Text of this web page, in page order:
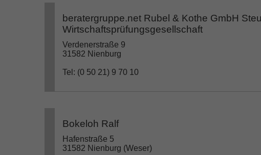
beratergruppe.net Rubel & Kothe GmbH
Wirtschaftsprüfungsgesellschaft
Verdenerstraße 9
31582 Nienburg
Tel: (0 50 21) 9 70 10
Bokeloh Ralf
Hafenstraße 5
31582 Nienburg (Weser)